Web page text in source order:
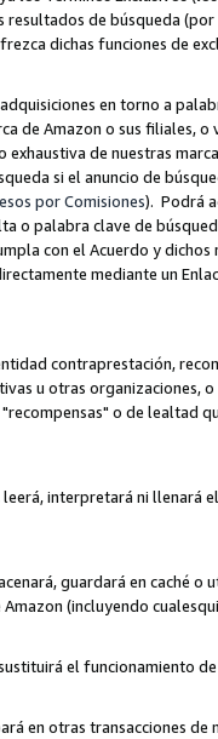
de búsqueda
dichas funciones de
en torno a
de Amazon o sus filiales,
de nuestras
si el anuncio de
por Comisiones). Podrá
o palabra clave de
con el Acuerdo y
mediante un
contraprestación,
u otras organizaciones,
o de lealtad
interpretará ni
guardará en caché
(incluyendo
el funcionamiento
en otras transacciones